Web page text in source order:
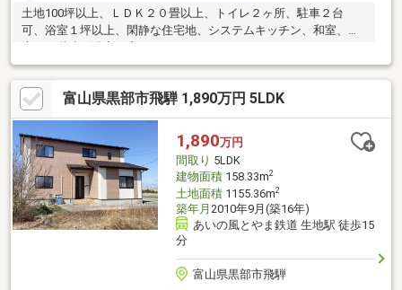
土地100坪以上、ＬＤＫ２０畳以上、トイレ２ヶ所、駐車２台
可、浴室１坪以上、閑静な住宅地、システムキッチン、和室、
富山県黒部市飛騨 1,890万円 5LDK
1,890万円
間取り 5LDK
建物面積158.33m2
土地面積1155.36m2
築年月 2010年9月(築16年)
あいの風とやま鉄道 生地駅 徒歩15
分
富山県黒部市飛騨